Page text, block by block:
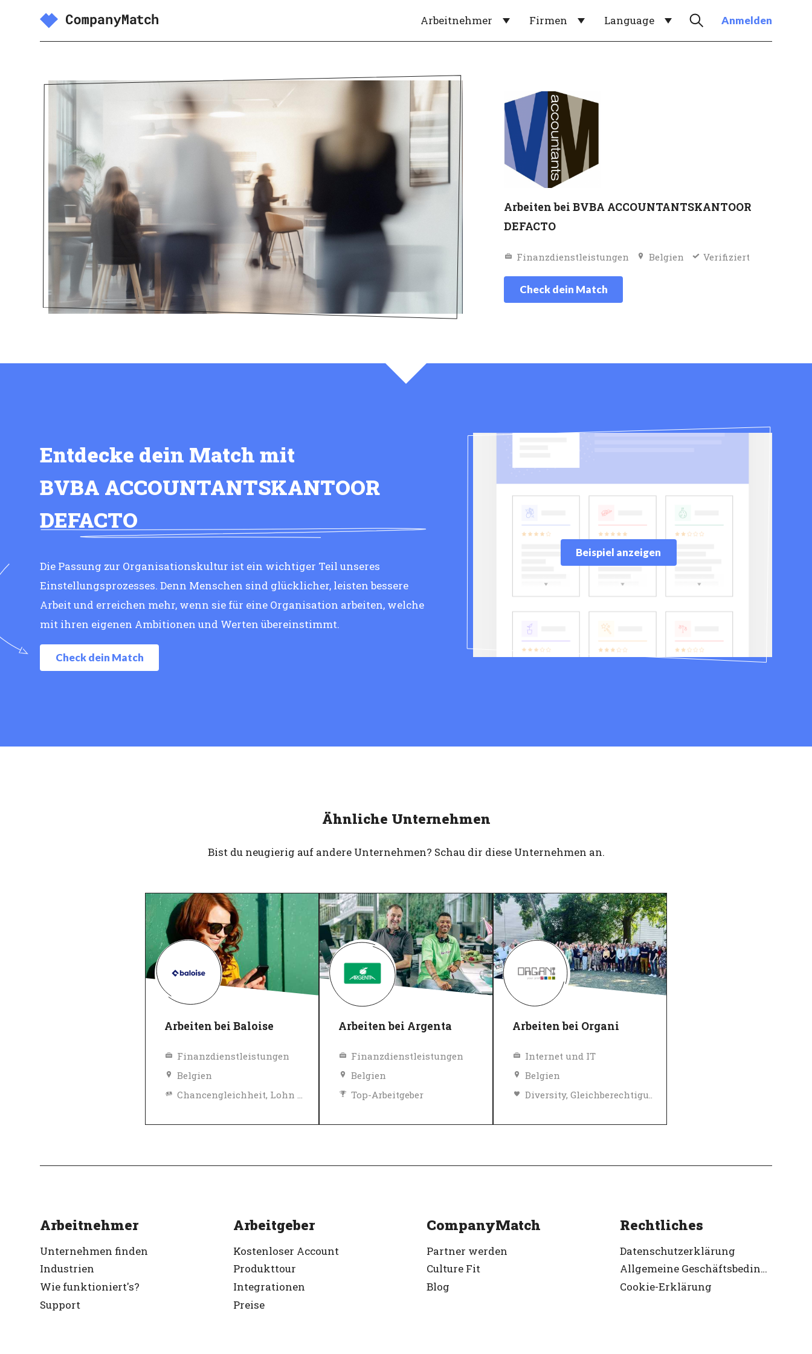
Arbeitnehmer Firmen Language Anmelden
Arbeiten bei BVBA ACCOUNTANTSKANTOOR
DEFACTO
Finanzdienstleistungen Belgien Verifiziert
Check dein Match
Entdecke dein Match mit
BVBA ACCOUNTANTSKANTOOR
DEFACTO
Die Passung zur Organisationskultur ist ein wichtiger Teil unseres
Einstellungsprozesses. Denn Menschen sind glücklicher, leisten bessere
Arbeit und erreichen mehr, wenn sie für eine Organisation arbeiten, welche
mit ihren eigenen Ambitionen und Werten übereinstimmt.
Check dein Match
Beispiel anzeigen
Ähnliche Unternehmen
Bist du neugierig auf andere Unternehmen? Schau dir diese Unternehmen an.
Arbeiten bei Baloise
Finanzdienstleistungen
Belgien
Chancengleichheit, Lohn und Sozialleistungen
Arbeiten bei Argenta
Finanzdienstleistungen
Belgien
Top-Arbeitgeber
Arbeiten bei Organi
Internet und IT
Belgien
Diversity, Gleichberechtigung und Inklusions Richtlinien
Arbeitnehmer
Unternehmen finden
Industrien
Wie funktioniert's?
Support
Arbeitgeber
Kostenloser Account
Produkttour
Integrationen
Preise
CompanyMatch
Partner werden
Culture Fit
Blog
Rechtliches
Datenschutzerklärung
Allgemeine Geschäftsbedingungen
Cookie-Erklärung